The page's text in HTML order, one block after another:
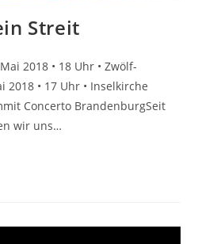
Streit
2018 • 18 Uhr • Zwölf-
• 17 Uhr • Inselkirche
Concerto BrandenburgSeit
wir uns…